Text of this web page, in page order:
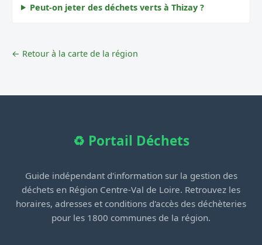
Peut-on jeter des déchets verts à Thizay ?
← Retour à la carte de la région
♻️ Portail Déchets
Guide indépendant d'information sur la gestion des
déchets en Région Centre-Val de Loire. Retrouvez les
horaires, adresses et conditions d'accès des déchèteries
pour les 1800 communes de la région.